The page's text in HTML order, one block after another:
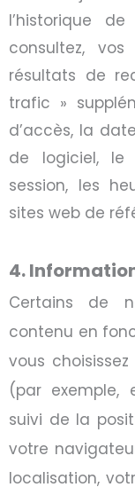
l’historique
consultez,
résultats de
trafic »
d’accès, la
de logiciel, le
session, les
sites web de
4.
Certains de
contenu en
vous
(par exemple,
suivi de la
votre
localisation,